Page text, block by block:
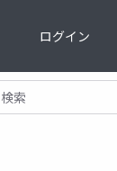
ログイン